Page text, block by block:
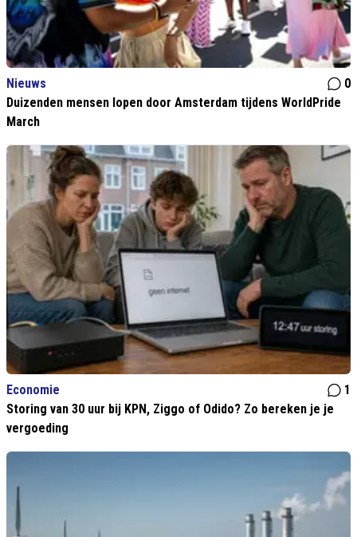
Nieuws
0
Duizenden mensen lopen door Amsterdam tijdens WorldPride
March
Economie
1
Storing van 30 uur bij KPN, Ziggo of Odido? Zo bereken je je
vergoeding